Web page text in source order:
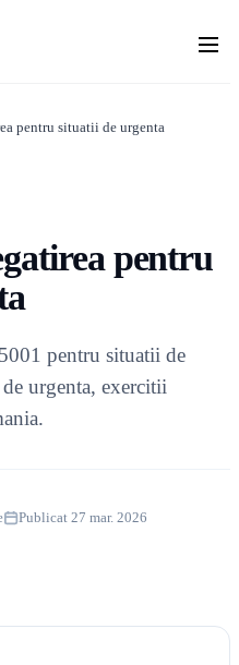
pentru situatii de urgenta
pentru
pentru situatii de
urgenta, exercitii
Publicat 27 mar. 2026